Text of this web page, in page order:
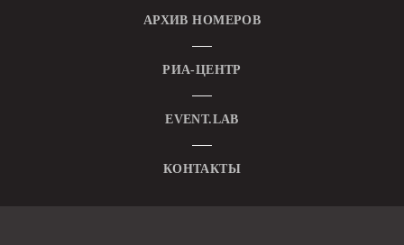
АРХИВ НОМЕРОВ
РИА-ЦЕНТР
EVENT.LAB
КОНТАКТЫ